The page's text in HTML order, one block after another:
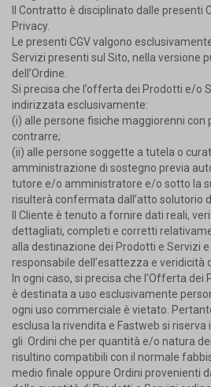
Il Contratto è disciplinato dalle presenti
Privacy.
Le presenti CGV valgono
Servizi presenti sul Sito, nella versione
dell’Ordine.
Si precisa che l’offerta dei Prodotti e/o
indirizzata esclusivamente:
(i) alle persone fisiche maggiorenni con
contrarre;
(ii) alle persone soggette a tutela o
amministrazione di sostegno previa
tutore e/o amministratore e/o sotto la
risulterà confermata dall’atto solutorio
Il Cliente è tenuto a fornire dati reali,
dettagliati, completi e corretti
alla destinazione dei Prodotti e Servizi e
responsabile dell’esattezza e veridicità
In ogni caso, si precisa che l’Offerta
è destinata a uso esclusivamente
ogni uso commerciale è vietato.
esclusa la rivendita e Fastweb si
gli Ordini che per quantità e/o natura
risultino compatibili con il normale
medio finale oppure Ordini provenienti